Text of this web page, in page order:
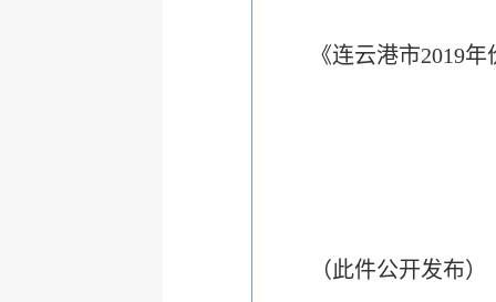
《连云港市2019
（此件公开发布）